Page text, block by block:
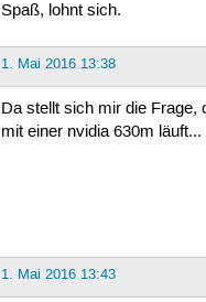
Spaß, lohnt sich.
1. Mai 2016 13:38
Da stellt sich mir die Frage,
mit einer nvidia 630m läuft...
1. Mai 2016 13:43